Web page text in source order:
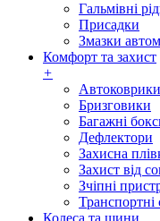
Гальмівні
Присадки
Змазки
Комфорт та захист
+
Автоковрики
Бризговики
Багажні
Дефлектори
Захисна
Захист від
Зчіпні
Транспортні
Колеса та шини